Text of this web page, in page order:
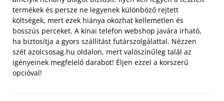
termékek és persze ne legyenek különböző rejtett
költségek, mert ezek hiánya okozhat kellemetlen és
bosszús perceket. A kínai telefon webshop javára írható,
ha biztosítja a gyors szállítást futárszolgálattal. Nézzen
szét azolcsosag.hu oldalon, mert valószínűleg talál az
igényeinek megfelelő darabot! Éljen ezzel a korszerű
opcióval!